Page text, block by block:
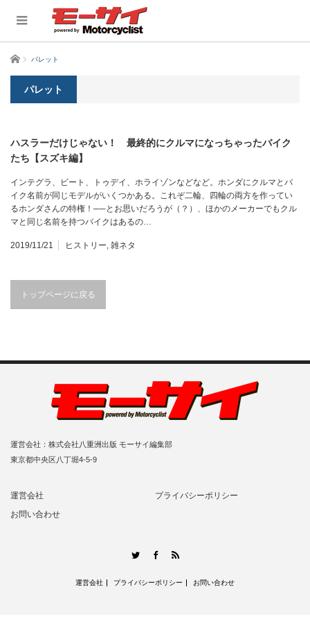
ホーム パレット
パレット
ハスラーだけじゃない！ 最終的にクルマになっちゃったバイク
たち【スズキ編】
インテグラ、ビート、トゥデイ、ホライゾンなどなど。ホンダにクルマとバ
イク名前が同じモデルがいくつかある。これぞ二輪、四輪の両方を作ってい
るホンダさんの特権！──とお思いだろうが（？）、ほかのメーカーでもクル
マと同じ名前を持つバイクはあるの…
2019/11/21 ヒストリー, 雑ネタ
トップページに戻る
運営会社：株式会社八重洲出版 モーサイ編集部
東京都中央区八丁堀4-5-9
運営会社
プライバシーポリシー
お問い合わせ
TwitterFacebook
運営会社 プライバシーポリシー お問い合わせ